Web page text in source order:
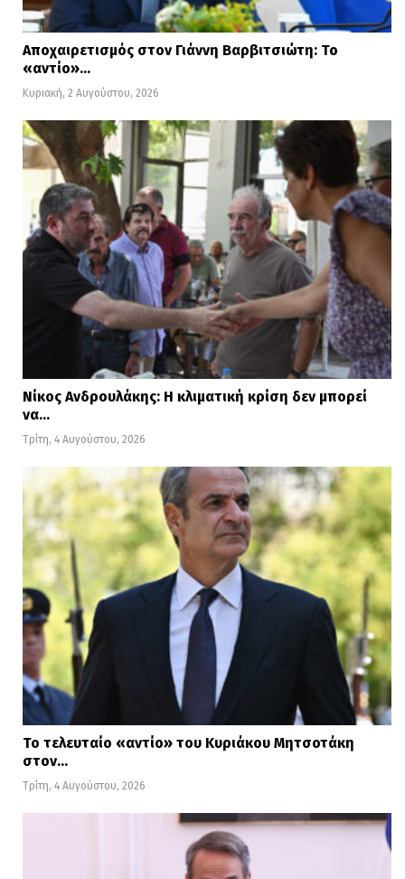
Αποχαιρετισμός στον Γιάννη Βαρβιτσιώτη: Το
«αντίο»…
Κυριακή, 2 Αυγούστου, 2026
Νίκος Ανδρουλάκης: Η κλιματική κρίση δεν μπορεί
να…
Τρίτη, 4 Αυγούστου, 2026
Το τελευταίο «αντίο» του Κυριάκου Μητσοτάκη
στον…
Τρίτη, 4 Αυγούστου, 2026